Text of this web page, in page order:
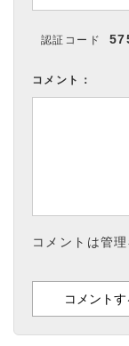
認証コード
コメント：
コメントは管